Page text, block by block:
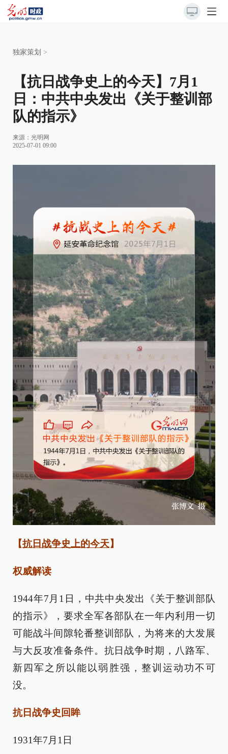
独家策划 >
【抗日战争史上的今天】7月1
日：中共中央发出《关于整训部
队的指示》
来源： 光明网
2025-07-01 09:00
【抗日战争史上的今天】
权威解读
1944年7月1日，中共中央发出《关于整训部队
的指示》，要求全军各部队在一年内利用一切
可能战斗间隙轮番整训部队，为将来的大发展
与大反攻准备条件。抗日战争时期，八路军、
新四军之所以能以弱胜强，整训运动功不可
没。
抗日战争史回眸
1931年7月1日